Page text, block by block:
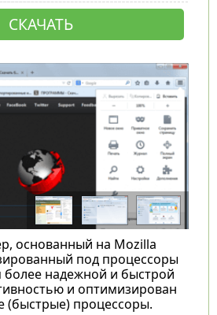
СКАЧАТЬ
основанный на Mozilla
под процессоры
более надежной и быстрой
и оптимизирован
(быстрые) процессоры.